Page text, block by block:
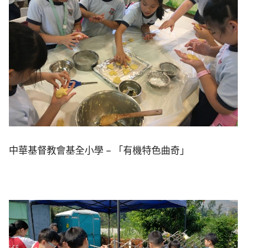
中華基督教會基全小學 – 「有機特色曲奇」